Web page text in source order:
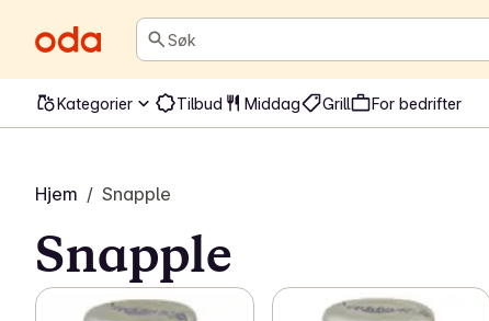
Søk
Kategorier Tilbud Middag Grill For bedrifter
Hjem / Snapple
Snapple